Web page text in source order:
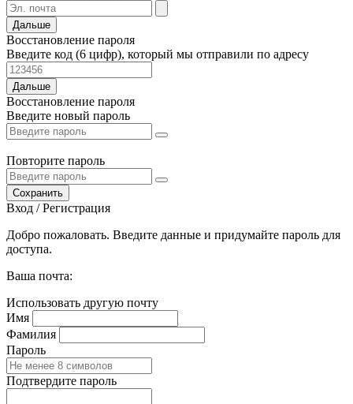
Дальше
Восстановление пароля
Введите код (6 цифр), который мы отправили по адресу
Дальше
Восстановление пароля
Введите новый пароль
Повторите пароль
Сохранить
Вход / Регистрация
Добро пожаловать. Введите данные и придумайте пароль для
доступа.
Ваша почта:
Использовать другую почту
Имя
Фамилия
Пароль
Подтвердите пароль